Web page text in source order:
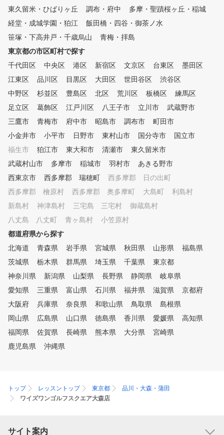
東久留米・ひばりヶ丘
調布・府中
多摩・聖蹟桜ヶ丘・稲城
経堂・成城学園・狛江
飯田橋・四谷・御茶ノ水
笹塚・下高井戸・千歳烏山
青梅・拝島
東京都の市区町村で探す
千代田区
中央区 港区 新宿区 文京区 台東区
墨田区
江東区
品川区 目黒区 大田区 世田谷区
渋谷区
中野区
杉並区 豊島区 北区 荒川区 板橋区
練馬区
足立区
葛飾区 江戸川区 八王子市 立川市
武蔵野市
三鷹市
青梅市 府中市 昭島市 調布市
町田市
小金井市
小平市 日野市 東村山市 国分寺市
国立市
福生市
狛江市 東大和市 清瀬市
東久留米市
武蔵村山市
多摩市 稲城市 羽村市
あきる野市
西東京市
西多摩郡 瑞穂町
西多摩郡 日の出町
西多摩郡 檜原村
西多摩郡 奥多摩町 大島町
利島村
新島村
神津島村 三宅島 三宅村
御蔵島村
八丈島 八丈町
青ヶ島村
小笠原村
都道府県から探す
北海道
青森県 岩手県 宮城県 秋田県 山形県
福島県
茨城県
栃木県 群馬県 埼玉県 千葉県
東京都
神奈川県
新潟県 山梨県 長野県 静岡県
岐阜県
愛知県
三重県 富山県 石川県 福井県 滋賀県
京都府
大阪府
兵庫県 奈良県 和歌山県 鳥取県
島根県
岡山県
広島県 山口県 徳島県 香川県 愛媛県
高知県
福岡県
佐賀県 長崎県 熊本県 大分県
宮崎県
鹿児島県
沖縄県
トップ レッスントップ 東京都
品川・大森・蒲田
ワイズワンゴルフスクエア大森店
サイト案内